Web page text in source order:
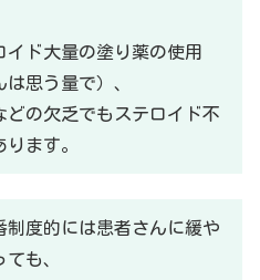
ド大量の塗り薬の使用
は思う量で）、
どの欠乏でもステロイド不
ます。
度的には患者さんに緩や
も、